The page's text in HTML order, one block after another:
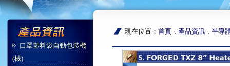
口罩塑料袋自動包装機
(械)
現在位置： 首頁 產品資訊 半導